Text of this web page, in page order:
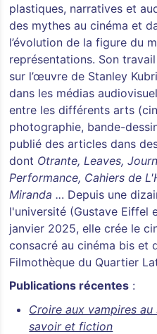
plastiques, narratives et
des mythes au cinéma et
l’évolution de la figure du
représentations. Son
sur l’œuvre de Stanley
dans les médias
entre les différents arts
photographie, bande-
publié des articles dans
dont Otrante, Leaves,
Performance, Cahiers de
Miranda ... Depuis une
l'université (Gustave Eiffel
janvier 2025, elle crée le
consacré au cinéma bis et
Filmothèque du Quartier
Publications récentes :
Croire aux vampires
savoir et fiction